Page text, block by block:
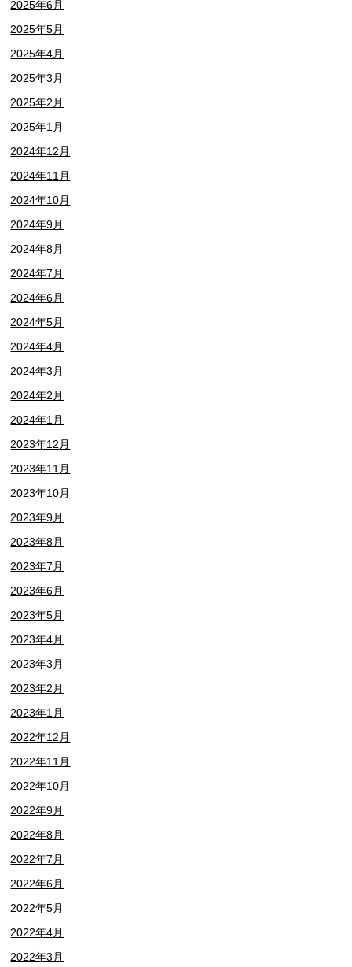
2025年6月
2025年5月
2025年4月
2025年3月
2025年2月
2025年1月
2024年12月
2024年11月
2024年10月
2024年9月
2024年8月
2024年7月
2024年6月
2024年5月
2024年4月
2024年3月
2024年2月
2024年1月
2023年12月
2023年11月
2023年10月
2023年9月
2023年8月
2023年7月
2023年6月
2023年5月
2023年4月
2023年3月
2023年2月
2023年1月
2022年12月
2022年11月
2022年10月
2022年9月
2022年8月
2022年7月
2022年6月
2022年5月
2022年4月
2022年3月